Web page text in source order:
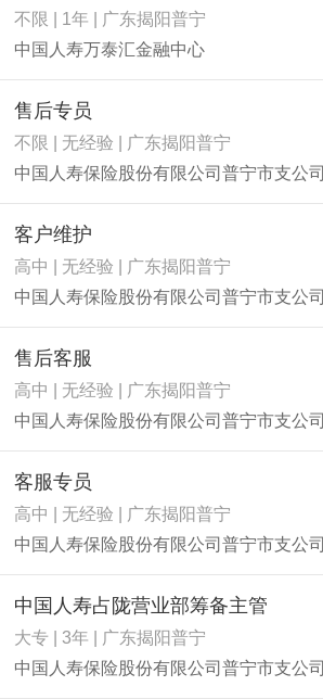
不限 | 1年 | 广东揭阳普宁
中国人寿万泰汇金融中心
售后专员
不限 | 无经验 | 广东揭阳普宁
中国人寿保险股份有限公司普宁市支公司
客户维护
高中 | 无经验 | 广东揭阳普宁
中国人寿保险股份有限公司普宁市支公司
售后客服
高中 | 无经验 | 广东揭阳普宁
中国人寿保险股份有限公司普宁市支公司
客服专员
高中 | 无经验 | 广东揭阳普宁
中国人寿保险股份有限公司普宁市支公司
中国人寿占陇营业部筹备主管
大专 | 3年 | 广东揭阳普宁
中国人寿保险股份有限公司普宁市支公司